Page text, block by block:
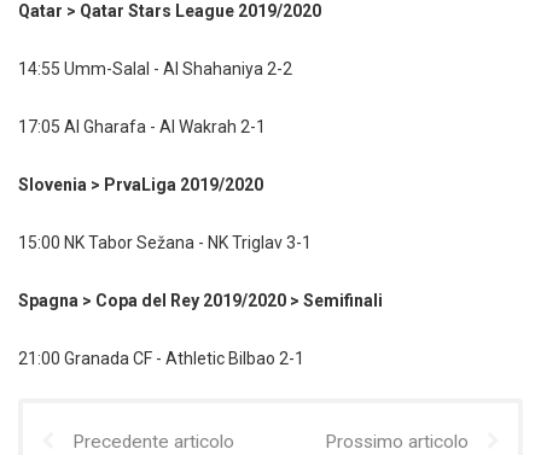
Qatar > Qatar Stars League 2019/2020
14:55 Umm-Salal - Al Shahaniya 2-2
17:05 Al Gharafa - Al Wakrah 2-1
Slovenia > PrvaLiga 2019/2020
15:00 NK Tabor Sežana - NK Triglav 3-1
Spagna > Copa del Rey 2019/2020 > Semifinali
21:00 Granada CF - Athletic Bilbao 2-1
Precedente articolo Prossimo articolo